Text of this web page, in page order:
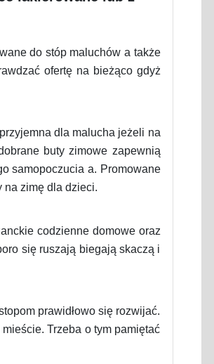
do stóp maluchów a także
ofertę na bieżąco gdyż
dla malucha jeżeli na
buty zimowe zapewnią
samopoczucia a. Promowane
na zimę dla dzieci.
codzienne domowe oraz
się ruszają biegają skaczą i
prawidłowo się rozwijać.
Trzeba o tym pamiętać